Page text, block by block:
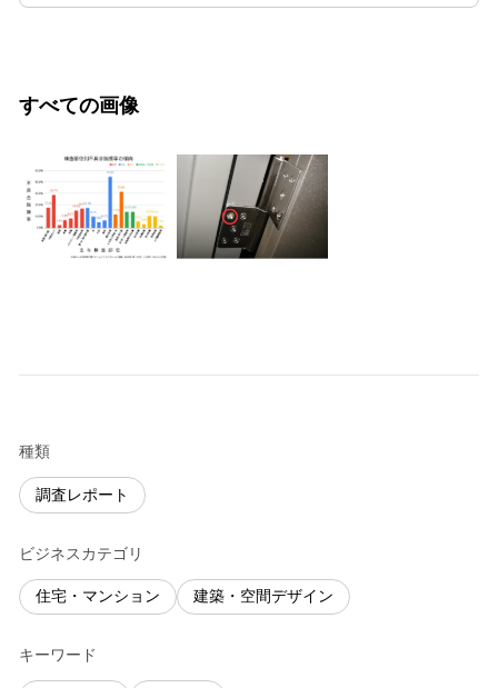
すべての画像
種類
調査レポート
ビジネスカテゴリ
住宅・マンション 建築・空間デザイン
キーワード